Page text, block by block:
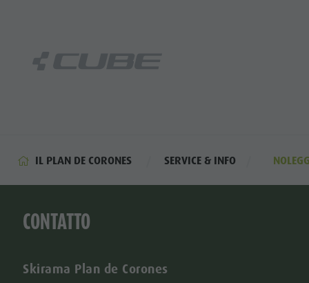
IL PLAN DE CORONES SERVICE & INFO
CONTATTO
Skirama Plan de Corones